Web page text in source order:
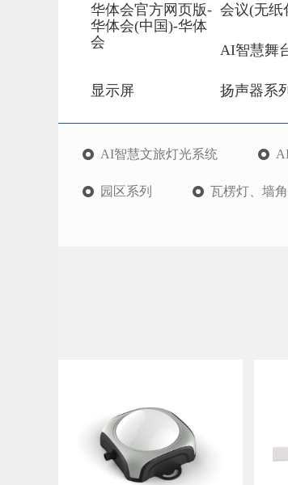
华体会官方网页版-
华体会(中国)-华体
会
会议(无纸
AI智慧舞
显示屏 扬声器系列
AI智慧文旅灯光系统
园区系列 瓦楞灯、墙